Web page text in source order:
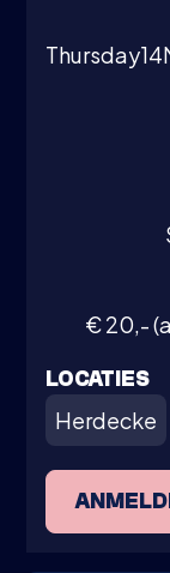
Thursday14
€ 20,-
LOCATIES
Herdecke